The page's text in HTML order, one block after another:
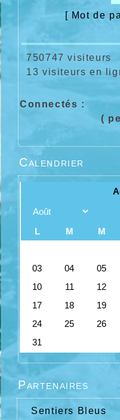
[ Mot de
750747 visiteurs
13 visiteurs en
Connectés :
(
Calendrier
Partenaires
Sentiers Bleus